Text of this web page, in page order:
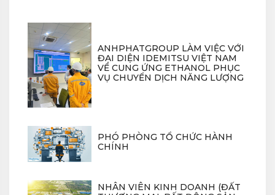
ANHPHATGROUP LÀM VIỆC VỚI
ĐẠI DIỆN IDEMITSU VIỆT NAM
VỀ CUNG ỨNG ETHANOL PHỤC
VỤ CHUYỂN DỊCH NĂNG LƯỢNG
PHÓ PHÒNG TỔ CHỨC HÀNH
CHÍNH
NHÂN VIÊN KINH DOANH (ĐẤT